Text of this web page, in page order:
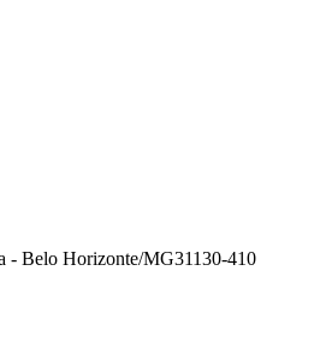
- Belo Horizonte/MG31130-410